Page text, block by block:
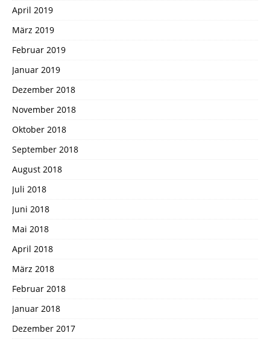
April 2019
März 2019
Februar 2019
Januar 2019
Dezember 2018
November 2018
Oktober 2018
September 2018
August 2018
Juli 2018
Juni 2018
Mai 2018
April 2018
März 2018
Februar 2018
Januar 2018
Dezember 2017